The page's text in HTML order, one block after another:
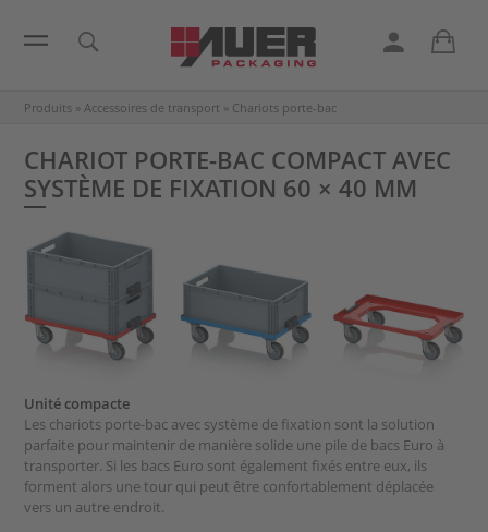
Produits » Accessoires de transport » Chariots porte-bac
CHARIOT PORTE-BAC COMPACT AVEC
SYSTÈME DE FIXATION 60 × 40 MM
Unité compacte
Les chariots porte-bac avec système de fixation sont la solution
parfaite pour maintenir de manière solide une pile de bacs Euro à
transporter. Si les bacs Euro sont également fixés entre eux, ils
forment alors une tour qui peut être confortablement déplacée
vers un autre endroit.